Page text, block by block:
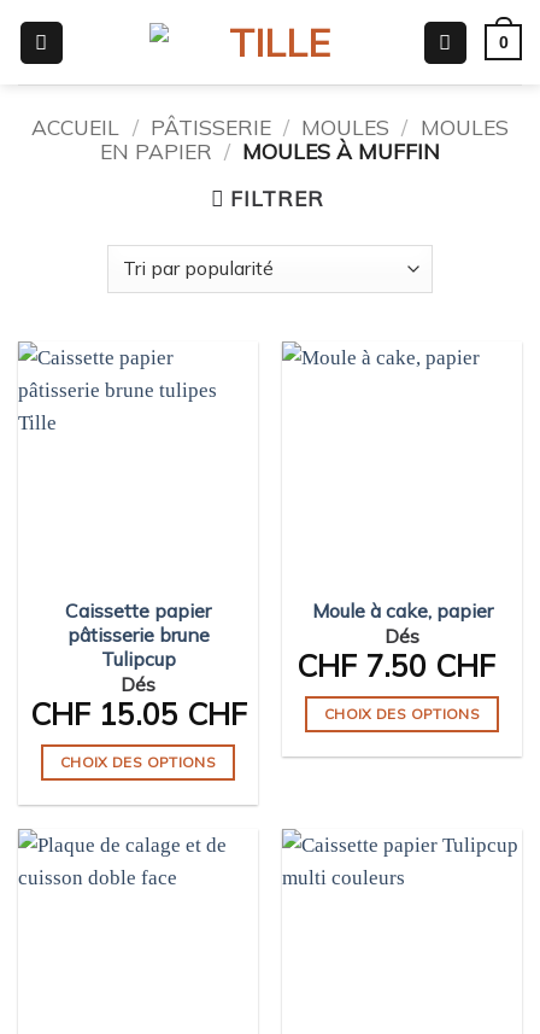
contenu
0
ACCUEIL / PÂTISSERIE / MOULES / MOULES
EN PAPIER / MOULES À MUFFIN
FILTRER
Caissette papier
pâtisserie brune
Tulipcup
Dés
CHF15.05 CHF
CHOIX DES OPTIONS
a
plusieurs
Moule à cake, papier
Dés
CHF 7.50 CHF
CHOIX DES OPTIONS
variations.
Les